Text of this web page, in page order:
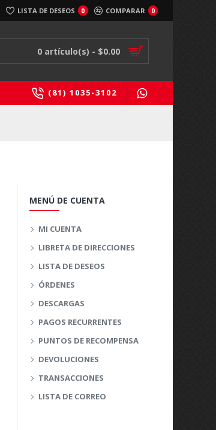
LISTA DE DESEOS 0 COMPARAR 0
0 artículo(s) - $0.00
(81) 1035-3102
MENÚ DE CUENTA
MI CUENTA
LIBRETA DE DIRECCIONES
LISTA DE DESEOS
ÓRDENES
DESCARGAS
PAGOS RECURRENTES
PUNTOS DE RECOMPENSA
DEVOLUCIONES
TRANSACCIONES
LISTA DE CORREO